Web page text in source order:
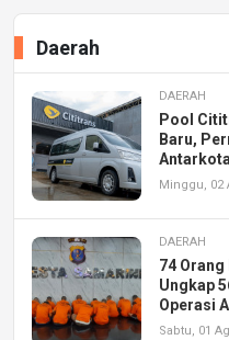
Daerah
DAERAH
Pool
Baru,
Antarkota
Minggu, 02
DAERAH
74
Ungkap
Operasi
Sabtu, 01